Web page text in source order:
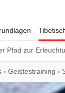
Pfad zur
› Geistestraining ›